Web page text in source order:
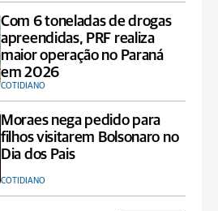
Com 6 toneladas de drogas
apreendidas, PRF realiza
maior operação no Paraná
em 2026
COTIDIANO
Moraes nega pedido para
filhos visitarem Bolsonaro no
Dia dos Pais
COTIDIANO